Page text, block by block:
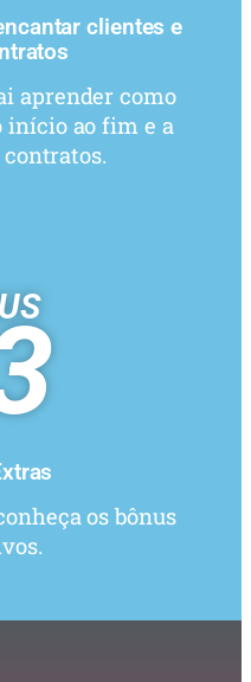
clientes e
aprender como
início ao fim e a
os bônus